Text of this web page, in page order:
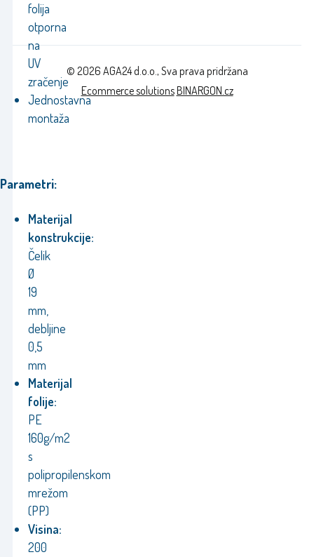
folija
otporna
na
UV
zračenje
Jednostavna
montaža
Parametri:
Materijal
konstrukcije:
Čelik
Ø
19
mm,
debljine
0,5
mm
Materijal
folije:
PE
160g/m2
s
polipropilenskom
mrežom
(PP)
Visina:
200
© 2026 AGA24 d.o.o., Sva prava pridržana
Ecommerce solutionsBINARGON.cz